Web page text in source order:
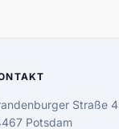
Straße
Potsdam